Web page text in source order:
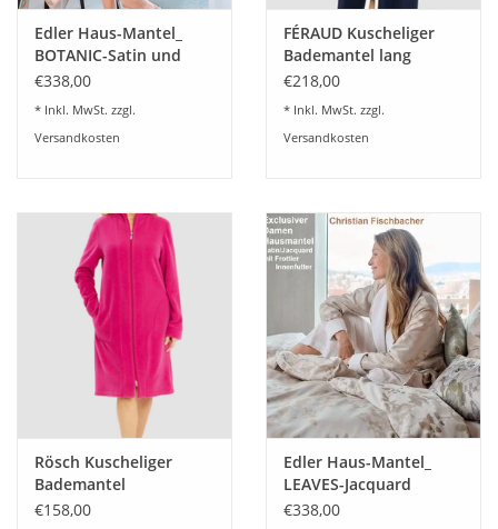
Edler Haus-Mantel_
BOTANIC-Satin und
Frottier
€338,00
* Inkl. MwSt. zzgl.
Versandkosten
FÉRAUD Kuscheliger
Bademantel lang
Hausmantel mit
Fb.navy-dunkelblau
€218,00
* Inkl. MwSt. zzgl.
Versandkosten
Rösch Kuscheliger
Bademantel
Hausmantel
€158,00
Edler Haus-Mantel_
LEAVES-Jacquard
gewebt und Frottier
€338,00